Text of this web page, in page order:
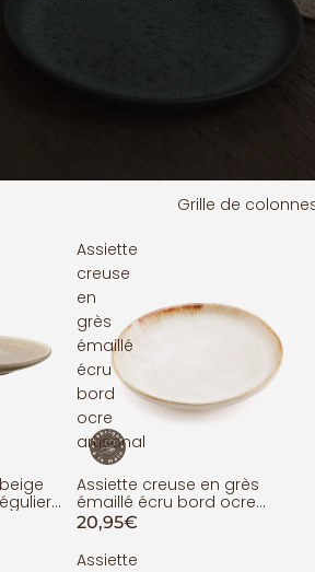
Grille de
Assiette
creuse
en
grès
émaillé
écru
bord
ocre
artisanal
ÉPUISÉ
Assiette creuse en grès
émaillé écru bord ocre
artisanal
20,95€
Assiette